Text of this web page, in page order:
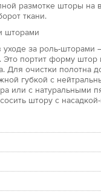
размотке шторы на
ткани.
шторами
за роль-шторами
Это портит форму штор
Для очистки полотна
губкой с
или с натуральными
штору с